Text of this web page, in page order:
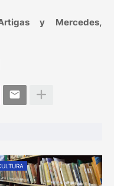
y Mercedes,